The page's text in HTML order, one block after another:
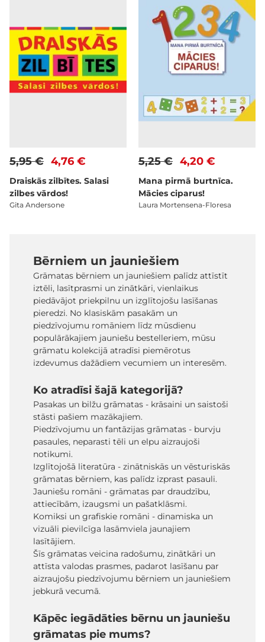
4,76 €
5,95 €
Draiskās zilbītes. Salasi
zilbes vārdos!
Gita Andersone
4,20 €
5,25 €
Mana pirmā burtnīca.
Mācies ciparus!
Laura Mortensena-Floresa
Bērniem un jauniešiem
Grāmatas bērniem un jauniešiem palīdz attīstīt
iztēli, lasītprasmi un zinātkāri, vienlaikus
piedāvājot priekpilnu un izglītojošu lasīšanas
pieredzi. No klasiskām pasakām un
piedzīvojumu romāniem līdz mūsdienu
populārākajiem jauniešu bestelleriem, mūsu
grāmatu kolekcijā atradīsi piemērotus
izdevumus dažādiem vecumiem un interesēm.
Ko atradīsi šajā kategorijā?
Pasakas un bilžu grāmatas - krāsaini un saistoši
stāsti pašiem mazākajiem.
Piedzīvojumu un fantāzijas grāmatas - burvju
pasaules, neparasti tēli un elpu aizraujoši
notikumi.
Izglītojošā literatūra - zinātniskās un vēsturiskās
grāmatas bērniem, kas palīdz izprast pasauli.
Jauniešu romāni - grāmatas par draudzību,
attiecībām, izaugsmi un pašatklāsmi.
Komiksi un grafiskie romāni - dinamiska un
vizuāli pievilcīga lasāmviela jaunajiem
lasītājiem.
Šīs grāmatas veicina radošumu, zinātkāri un
attīsta valodas prasmes, padarot lasīšanu par
aizraujošu piedzīvojumu bērniem un jauniešiem
jebkurā vecumā.
Kāpēc iegādāties bērnu un jauniešu
grāmatas pie mums?